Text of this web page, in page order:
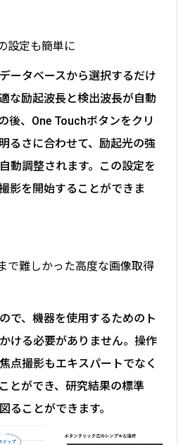
設定も簡単に
ータベースから選択するだけ
な励起波長と検出波長が自動
後、One Touchボタンをクリ
るさに合わせて、励起光の強
動調整されます。この設定を
影を開始することができま
で難しかった高度な画像取得
で、機器を使用するためのト
ける必要がありません。操作
点撮影もエキスパートでなく
とができ、研究結果の標準
ることができます。